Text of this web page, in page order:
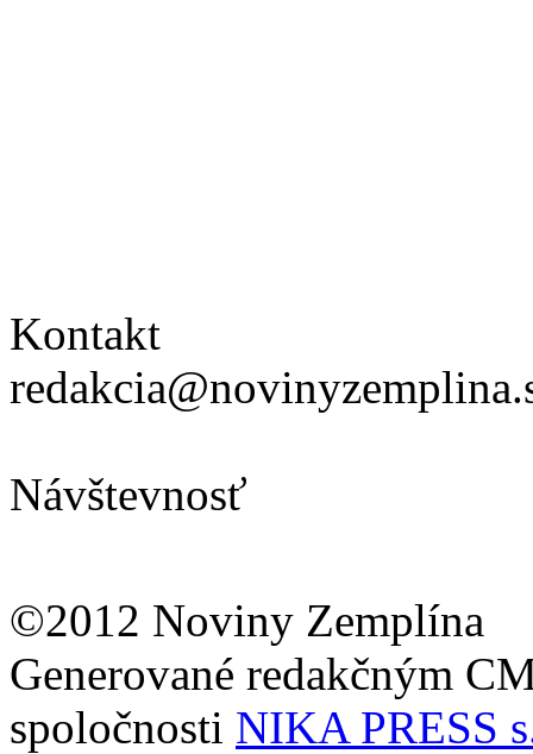
Kontakt
Návštevnosť
©2012 Noviny Zemplína
Generované redakčným
spoločnosti NIKA PRESS